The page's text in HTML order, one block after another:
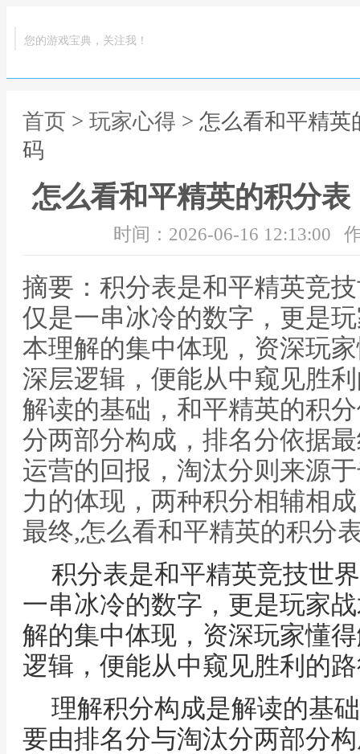
您的游戏宝典，关注我！
首页 > 玩家心得 > 怎么看和平精
码
怎么看和平精英的积分
时间：2026-06-16 12:13:00
摘要：积分表是和平精英竞
仅是一串冰冷的数字，更是
本理解的集中体现，资深玩
深层逻辑，便能从中窥见胜
解读的基础，和平精英的积
分两部分构成，排名分依据
运营的回报，淘汰分则来源
力的体现，两种积分相辅相
最终,怎么看和平精英的积分
积分表是和平精英竞技世
一串冰冷的数字，更是玩家
解的集中体现，资深玩家懂
逻辑，便能从中窥见胜利的
理解积分构成是解读的基
要由排名分与淘汰分两部分